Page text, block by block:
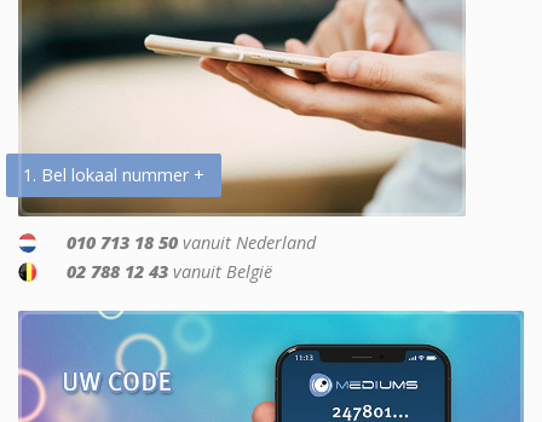
1. Bel lokaal nummer +
010 713 18 50 vanuit Nederland
02 788 12 43 vanuit België